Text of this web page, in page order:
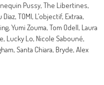
Pussy, The Libertines,
TOMI, L’objectif, Extraa,
Yumi Zouma, Tom Odell, Laura
Lucky Lo, Nicole Sabouné,
Santa Chiara, Bryde, Alex